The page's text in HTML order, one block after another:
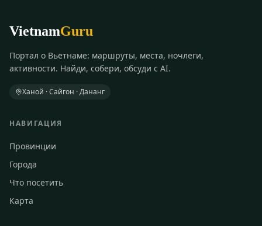
VietnamGuru
Портал о Вьетнаме: маршруты, места, ночлеги,
активности. Найди, собери, обсуди с AI.
Ханой · Сайгон · Дананг
НАВИГАЦИЯ
Провинции
Города
Что посетить
Карта